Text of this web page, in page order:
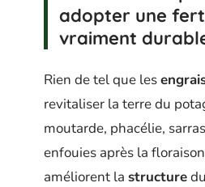
adopter une
vraiment
Rien de tel que les
revitaliser la terre du
moutarde, phacélie,
enfouies après la
améliorent la structure